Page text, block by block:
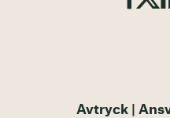
Avtryck